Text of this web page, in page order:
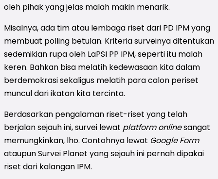
oleh pihak yang jelas malah makin menarik.
Misalnya, ada tim atau lembaga riset dari PD IPM yang
membuat polling betulan. Kriteria surveinya ditentukan
sedemikian rupa oleh LaPSI PP IPM, seperti itu malah
keren. Bahkan bisa melatih kedewasaan kita dalam
berdemokrasi sekaligus melatih para calon periset
muncul dari ikatan kita tercinta.
Berdasarkan pengalaman riset-riset yang telah
berjalan sejauh ini, survei lewat platform onlinesangat
memungkinkan, lho. Contohnya lewat Google Form
ataupun Survei Planet yang sejauh ini pernah dipakai
riset dari kalangan IPM.